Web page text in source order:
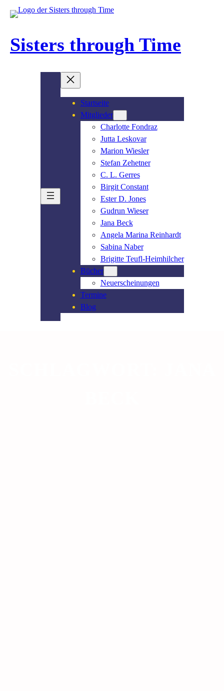
Inhalt
Sisters through Time
Startseite
Mitglieder
Charlotte Fondraz
Jutta Leskovar
Marion Wiesler
Stefan Zehetner
C. L. Gerres
Birgit Constant
Ester D. Jones
Gudrun Wieser
Jana Beck
Angela Marina Reinhardt
Sabina Naber
Brigitte Teufl-Heimhilcher
Bücher
Neuerscheinungen
Termine
Blog